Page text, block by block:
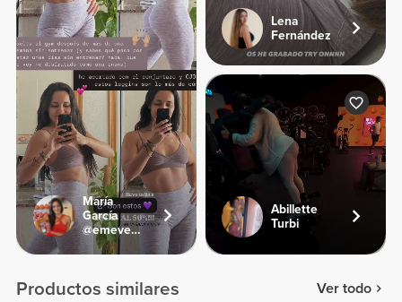
María
García
@emevegana
Lena
Fernández
Abillette
Turbi
Productos similares Ver todo